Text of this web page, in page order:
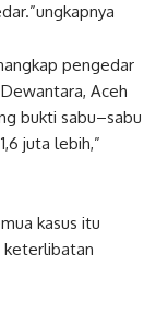
pengedar
Aceh
bukti sabu–sabu
juta lebih,”
kasus itu
keterlibatan